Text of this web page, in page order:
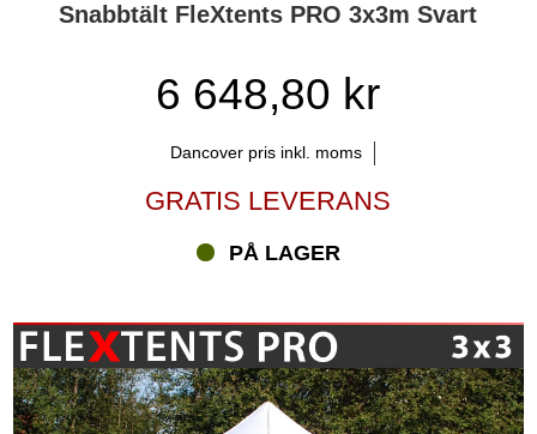
Snabbtält FleXtents PRO 3x3m Svart
6 648,80 kr
Dancover pris inkl. moms
GRATIS LEVERANS
PÅ LAGER